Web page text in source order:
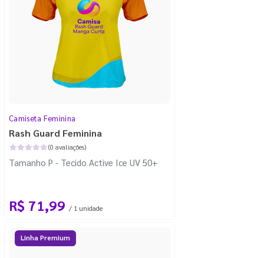
Camiseta Feminina
Rash Guard Feminina
(0 avaliações)
Tamanho P - Tecido Active Ice UV 50+
R$ 71,99 / 1 unidade
Linha Premium